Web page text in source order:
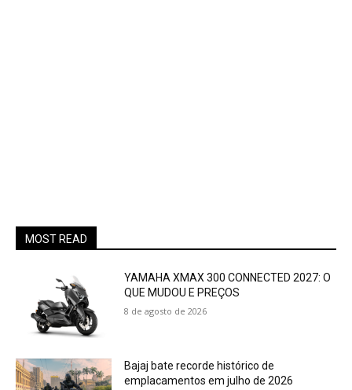
MOST READ
YAMAHA XMAX 300 CONNECTED 2027: O
QUE MUDOU E PREÇOS
8 de agosto de 2026
Bajaj bate recorde histórico de
emplacamentos em julho de 2026